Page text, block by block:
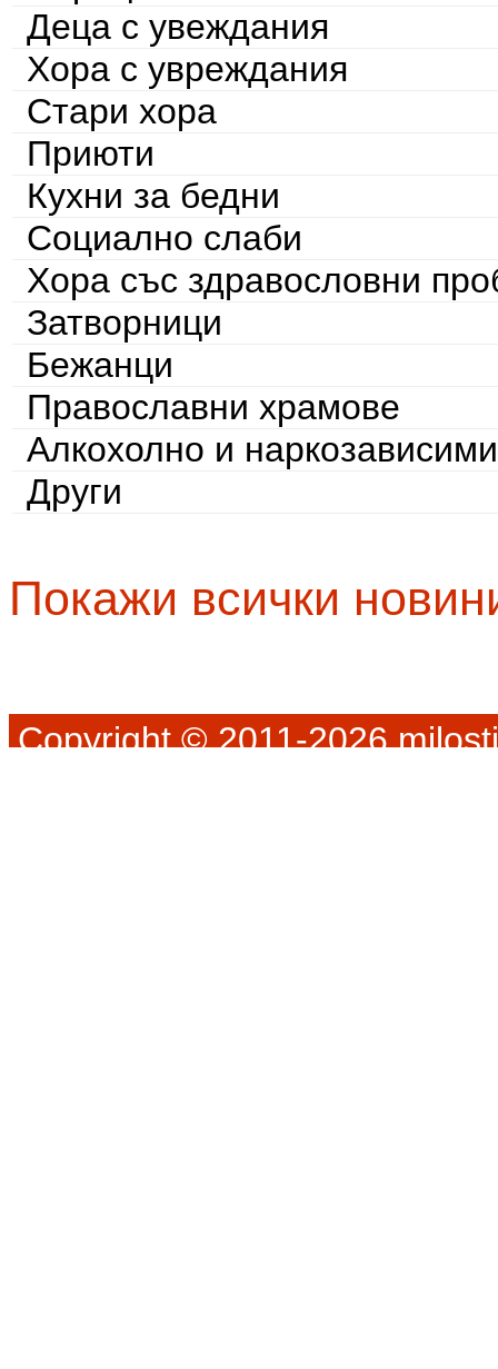
Деца с увеждания
Хора с увреждания
Стари хора
Приюти
Кухни за бедни
Социално слаби
Хора със здравословни
Затворници
Бежанци
Православни храмове
Алкохолно и наркозависими
Други
Покажи всички
Copyright © 2011-2026